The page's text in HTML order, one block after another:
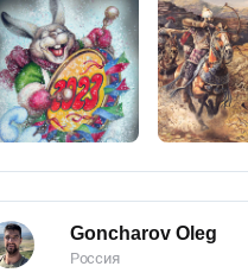
Goncharov Oleg
Россия